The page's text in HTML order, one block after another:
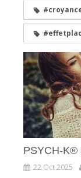
PSYCH-K®
22 Oct 2025